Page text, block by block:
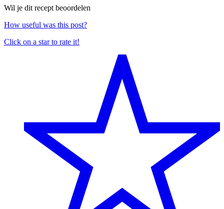
Wil je dit recept beoordelen
How useful was this post?
Click on a star to rate it!